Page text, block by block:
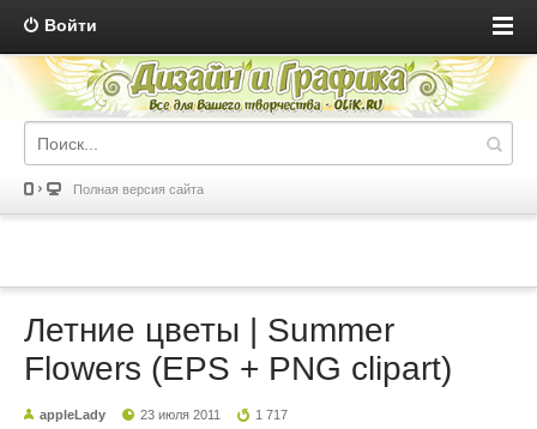
Войти
Полная версия сайта
Летние цветы | Summer
Flowers (EPS + PNG clipart)
appleLady 23 июля 2011 1 717